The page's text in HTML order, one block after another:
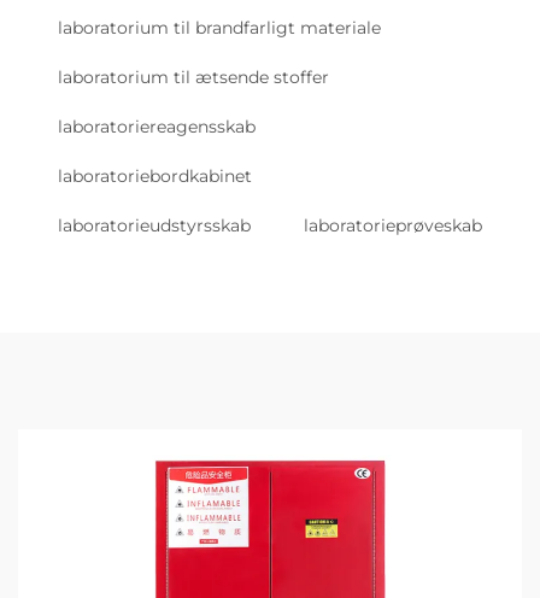
laboratorium til brandfarligt materiale
laboratorium til ætsende stoffer
laboratoriereagensskab
laboratoriebordkabinet
laboratorieudstyrsskab laboratorieprøveskab